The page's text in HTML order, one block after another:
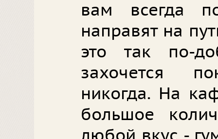
вам всегда
направят на
это так по-
захочется
никогда. На
большое